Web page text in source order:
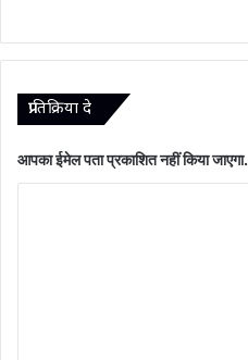
प्रातिक्रिया दे
आपका ईमेल पता प्रकाशित नहीं किया जाएगा.